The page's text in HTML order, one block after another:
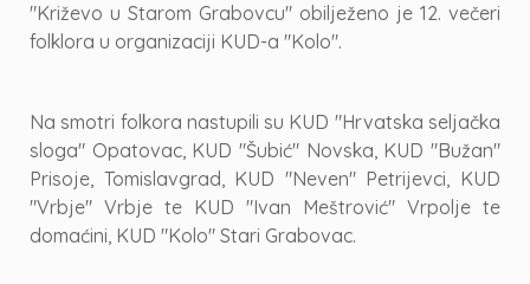
"Križevo u Starom Grabovcu" obilježeno je 12. večeri
folklora u organizaciji KUD-a "Kolo".
Na smotri folkora nastupili su KUD "Hrvatska seljačka
sloga" Opatovac, KUD "Šubić" Novska, KUD "Bužan"
Prisoje, Tomislavgrad, KUD "Neven" Petrijevci, KUD
"Vrbje" Vrbje te KUD "Ivan Meštrović" Vrpolje te
domaćini, KUD "Kolo" Stari Grabovac.